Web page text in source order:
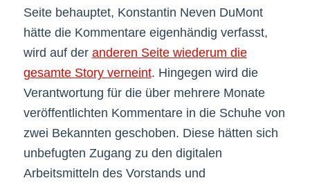
Seite behauptet, Konstantin Neven DuMont
hätte die Kommentare eigenhändig verfasst,
wird auf der anderen Seite wiederum die
gesamte Story verneint. Hingegen wird die
Verantwortung für die über mehrere Monate
veröffentlichten Kommentare in die Schuhe von
zwei Bekannten geschoben. Diese hätten sich
unbefugten Zugang zu den digitalen
Arbeitsmitteln des Vorstands und